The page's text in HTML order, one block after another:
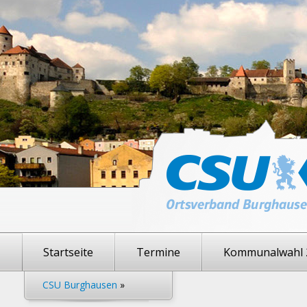
Startseite Termine Kommunalwahl
CSU Burghausen »